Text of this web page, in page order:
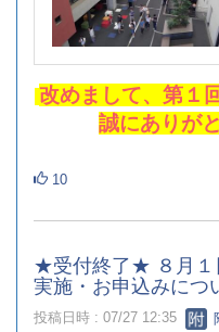
改めまして、第１
誠にありが
10
★受付終了★ ８月１
実施・お申込みにつ
投稿日時 : 07/27 12:35